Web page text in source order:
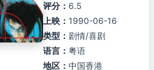
评分： 6.5
上映： 1990-06-16
类型： 剧情/喜剧
语言： 粤语
地区： 中国香港